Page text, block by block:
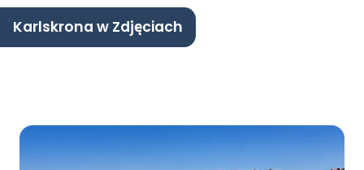
Karlskrona w Zdjęciach